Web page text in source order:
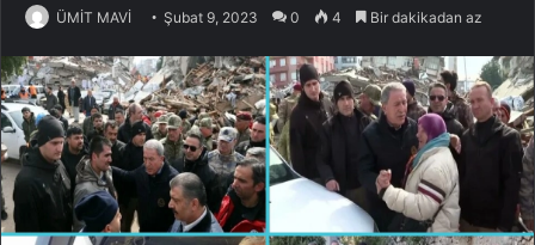
ÜMİT MAVİ Şubat 9, 2023 0 4 Bir dakikadan az